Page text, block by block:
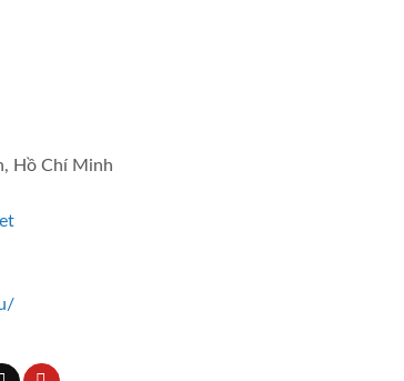
Hồ Chí Minh